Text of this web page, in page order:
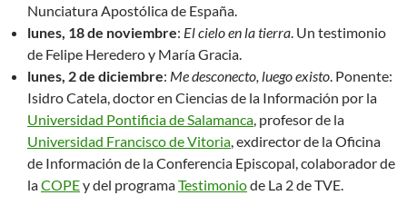
Nunciatura Apostólica de España.
lunes, 18 de noviembre: El cielo en la tierra . Un testimonio
de Felipe Heredero y María Gracia.
lunes, 2 de diciembre: Me desconecto, luego existo . Ponente:
Isidro Catela, doctor en Ciencias de la Información por la
Universidad Pontificia de Salamanca , profesor de la
Universidad Francisco de Vitoria , exdirector de la Oficina
de Información de la Conferencia Episcopal, colaborador de
laCOPEy del programaTestimoniode La 2 de TVE.